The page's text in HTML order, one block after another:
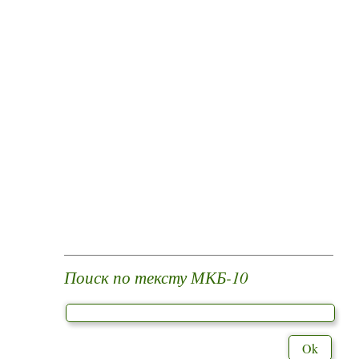
Поиск по тексту МКБ-10